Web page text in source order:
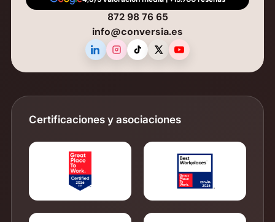
872 98 76 65
info@conversia.es
Certificaciones y asociaciones